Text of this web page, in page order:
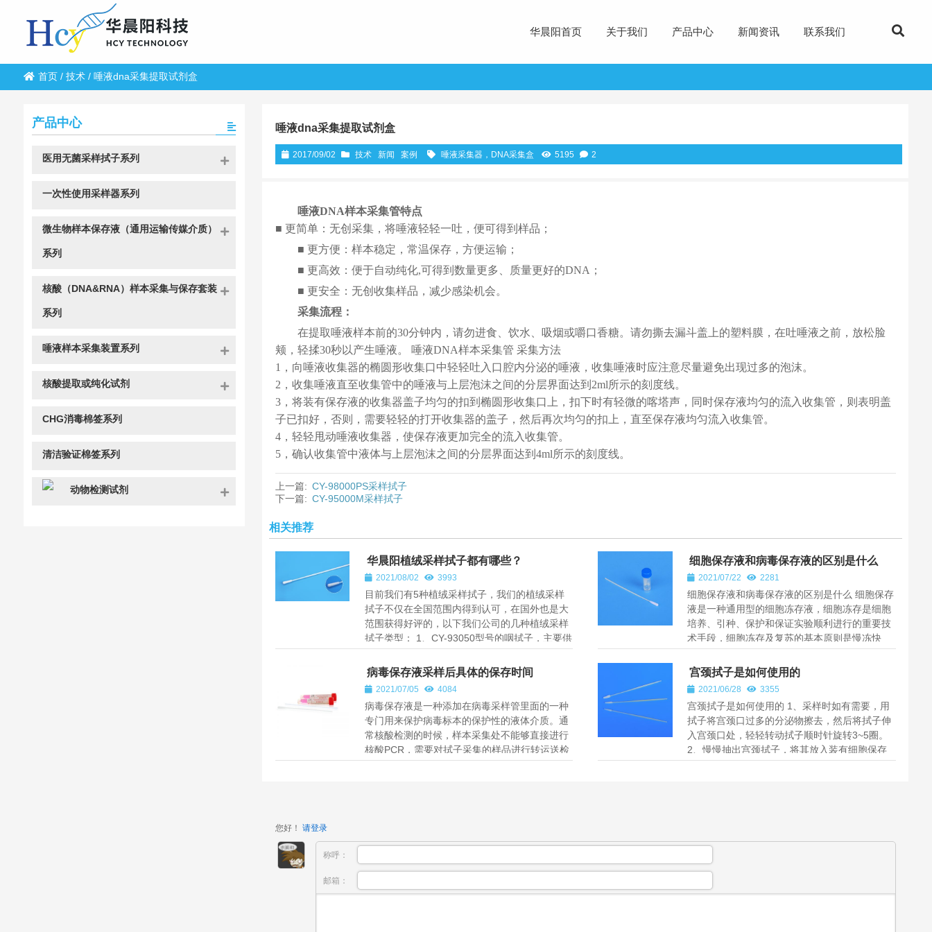
华晨阳首页 关于我们 产品中心 新闻资讯 联系我们
首页/ 技术/ 唾液dna采集提取试剂盒
唾液dna采集提取试剂盒
2017/09/02 技术 新闻 案例 唾液采集器，DNA采集盒 5195 2
唾液DNA样本采集管特点
■ 更简单：无创采集，将唾液轻轻一吐，便可得到样品；
■ 更方便：样本稳定，常温保存，方便运输；
■ 更高效：便于自动纯化,可得到数量更多、质量更好的DNA；
■ 更安全：无创收集样品，减少感染机会。
采集流程：
在提取唾液样本前的30分钟内，请勿进食、饮水、吸烟或嚼口香糖。请勿撕去漏斗盖上的塑料膜，在吐唾液之前，放松脸
颊，轻揉30秒以产生唾液。 唾液DNA样本采集管 采集方法
1，向唾液收集器的椭圆形收集口中轻轻吐入口腔内分泌的唾液，收集唾液时应注意尽量避免出现过多的泡沫。
2，收集唾液直至收集管中的唾液与上层泡沫之间的分层界面达到2ml所示的刻度线。
3，将装有保存液的收集器盖子均匀的扣到椭圆形收集口上，扣下时有轻微的喀塔声，同时保存液均匀的流入收集管，则表明盖
子已扣好，否则，需要轻轻的打开收集器的盖子，然后再次均匀的扣上，直至保存液均匀流入收集管。
4，轻轻甩动唾液收集器，使保存液更加完全的流入收集管。
5，确认收集管中液体与上层泡沫之间的分层界面达到4ml所示的刻度线。
上一篇: CY-98000PS采样拭子
下一篇: CY-95000M采样拭子
相关推荐
华晨阳植绒采样拭子都有哪些？
2021/08/02 3993
目前我们有5种植绒采样拭子，我们的植绒采样
拭子不仅在全国范围内得到认可，在国外也是大
范围获得好评的，以下我们公司的几种植绒采样
拭子类型： 1、CY-93050型号的咽拭子，主要供
医疗机构采集患者咽喉内感染...
细胞保存液和病毒保存液的区别是什么
2021/07/22 2281
细胞保存液和病毒保存液的区别是什么 细胞保存
液是一种通用型的细胞冻存液，细胞冻存是细胞
培养、引种、保护和保证实验顺利进行的重要技
术手段，细胞冻存及复苏的基本原则是慢冻快
融，实验证明这样可以保存细...
病毒保存液采样后具体的保存时间
2021/07/05 4084
病毒保存液是一种添加在病毒采样管里面的一种
专门用来保护病毒标本的保护性的液体介质。通
常核酸检测的时候，样本采集处不能够直接进行
核酸PCR，需要对拭子采集的样品进行转运送检
就需要用到病毒保存液。病毒保存...
宫颈拭子是如何使用的
2021/06/28 3355
宫颈拭子是如何使用的 1、采样时如有需要，用
拭子将宫颈口过多的分泌物擦去，然后将拭子伸
入宫颈口处，轻轻转动拭子顺时针旋转3~5圈。
2、慢慢抽出宫颈拭子，将其放入装有细胞保存
液的采样管中，在管口处将...
您好！ 请登录
称呼：
邮箱：
产品中心
医用无菌采样拭子系列
一次性使用采样器系列
微生物样本保存液（通用运输传媒介质）
系列
核酸（DNA&RNA）样本采集与保存套装
系列
唾液样本采集装置系列
核酸提取或纯化试剂
CHG消毒棉签系列
清洁验证棉签系列
动物检测试剂